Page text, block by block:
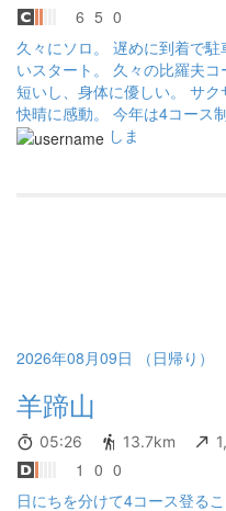
6 5 0
久々にソロ。 遅めに到着で
いスタート。 久々の比羅夫コースはやっぱり歩きやすい。急登も
短いし、身体に優しい。 サクサク…あっという間に山頂ー！！！
快晴に感動。 今年は
しま
2026年08月09日 （日帰り）
羊蹄山
05:26 13.7km
1 0 0
日にちを分けて4コース登ることができ